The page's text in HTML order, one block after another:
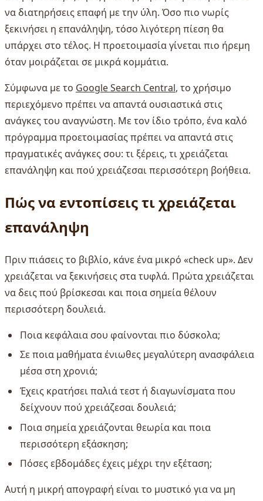
να διατηρήσεις επαφή με την ύλη. Όσο πιο νωρίς
ξεκινήσει η επανάληψη, τόσο λιγότερη πίεση θα
υπάρχει στο τέλος. Η προετοιμασία γίνεται πιο ήρεμη
όταν μοιράζεται σε μικρά κομμάτια.
Σύμφωνα με το Google Search Central, το χρήσιμο
περιεχόμενο πρέπει να απαντά ουσιαστικά στις
ανάγκες του αναγνώστη. Με τον ίδιο τρόπο, ένα καλό
πρόγραμμα προετοιμασίας πρέπει να απαντά στις
πραγματικές ανάγκες σου: τι ξέρεις, τι χρειάζεται
επανάληψη και πού χρειάζεσαι περισσότερη βοήθεια.
Πώς να εντοπίσεις τι χρειάζεται
επανάληψη
Πριν πιάσεις το βιβλίο, κάνε ένα μικρό «check up». Δεν
χρειάζεται να ξεκινήσεις στα τυφλά. Πρώτα χρειάζεται
να δεις πού βρίσκεσαι και ποια σημεία θέλουν
περισσότερη δουλειά.
Ποια κεφάλαια σου φαίνονται πιο δύσκολα;
Σε ποια μαθήματα ένιωθες μεγαλύτερη ανασφάλεια
μέσα στη χρονιά;
Έχεις κρατήσει παλιά τεστ ή διαγωνίσματα που
δείχνουν πού χρειάζεσαι δουλειά;
Ποια σημεία χρειάζονται θεωρία και ποια
περισσότερη εξάσκηση;
Πόσες εβδομάδες έχεις μέχρι την εξέταση;
Αυτή η μικρή απογραφή είναι το μυστικό για να μη